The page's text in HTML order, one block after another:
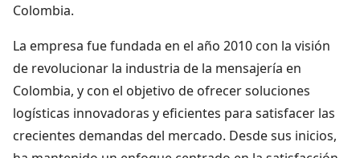
Colombia.
La empresa fue fundada en el año 2010 con la visión
de revolucionar la industria de la mensajería en
Colombia, y con el objetivo de ofrecer soluciones
logísticas innovadoras y eficientes para satisfacer las
crecientes demandas del mercado. Desde sus inicios,